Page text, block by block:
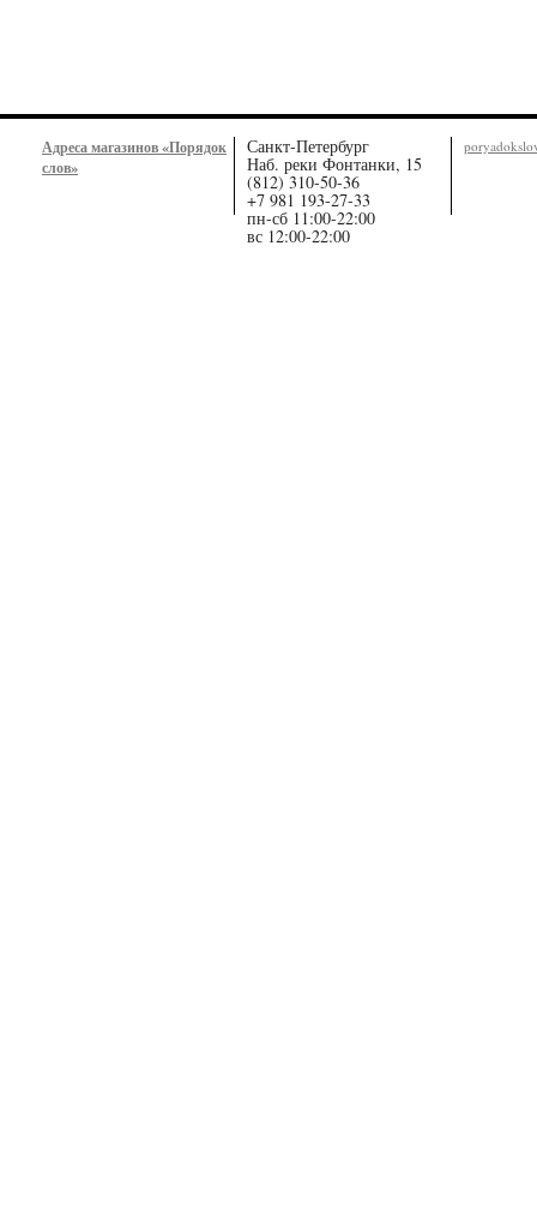
Адреса магазинов «Порядок
слов»
Санкт-Петербург
Наб. реки Фонтанки, 15
(812) 310-50-36
+7 981 193-27-33
пн-сб 11:00-22:00
вс 12:00-22:00